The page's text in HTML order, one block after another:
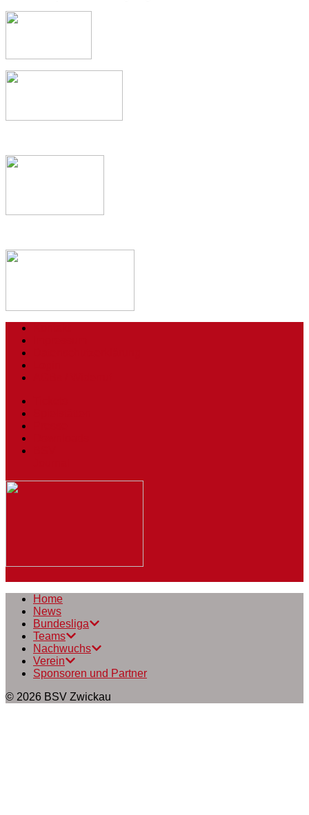
Home
News
Bundesliga
Teams
Nachwuchs
Verein
Sponsoren und Partner
© 2026 BSV Zwickau